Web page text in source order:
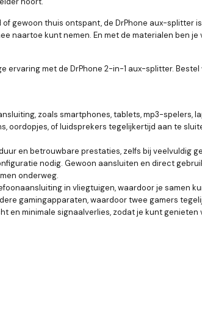
gewoon thuis ontspant, de DrPhone aux-
naartoe kunt nemen. En met de materialen ben
met de DrPhone 2-in-1 aux-splitter.
zoals smartphones, tablets, mp3-spelers,
oordopjes, of luidsprekers tegelijkertijd aan te
en betrouwbare prestaties, zelfs bij veelvuldig
nodig. Gewoon aansluiten en direct
onderweg.
in vliegtuigen, waardoor je samen
gamingapparaten, waardoor twee gamers
en minimale signaalverlies, zodat je kunt